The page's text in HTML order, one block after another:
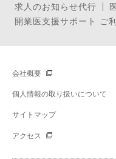
求人のお知らせ代行
開業医支援サポート ご
会社概要
個人情報の取り扱いについて
サイトマップ
アクセス